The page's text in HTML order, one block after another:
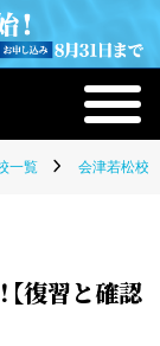
一覧 会津若松校(
【復習と確認